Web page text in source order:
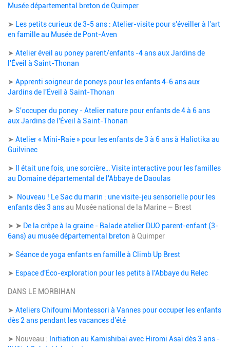
Musée départemental breton de Quimper
➤ Les petits curieux de 3-5 ans : Atelier-visite pour s'éveiller à l'art
en famille au Musée de Pont-Aven
➤ Atelier éveil au poney parent/enfants -4 ans aux Jardins de
l'Éveil à Saint-Thonan
➤ Apprenti soigneur de poneys pour les enfants 4-6 ans aux
Jardins de l'Éveil à Saint-Thonan
➤ S'occuper du poney - Atelier nature pour enfants de 4 à 6 ans
aux Jardins de l'Éveil à Saint-Thonan
➤ Atelier « Mini-Raie » pour les enfants de 3 à 6 ans à Haliotika au
Guilvinec
➤ Il était une fois, une sorcière… Visite interactive pour les familles
au Domaine départemental de l'Abbaye de Daoulas
➤ ​​​​ Nouveau ! Le Sac du marin : une visite-jeu sensorielle pour les
enfants dès 3 ansau Musée national de la Marine – Brest
➤ ➤ De la crêpe à la graine - Balade atelier DUO parent-enfant (3-
6ans) au musée départemental breton à Quimper
➤ Séance de yoga enfants en famille à Climb Up Brest
➤ Espace d'Éco-exploration pour les petits à l'Abbaye du Relec
DANS LE MORBIHAN
➤ Ateliers Chifoumi Montessori à Vannes pour occuper les enfants
dès 2 ans pendant les vacances d'été
➤ Nouveau : Initiation au Kamishibaï avec Hiromi Asaï dès 3 ans -